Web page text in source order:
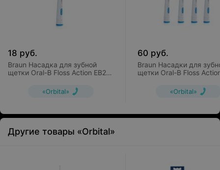
18 руб.
Braun Насадка для зубной
щетки Oral-B Floss Action EB25
«Orbital»
60 руб.
Braun Насадки для
щетки Oral-B Floss
«Orbital»
Другие товары «Orbital»